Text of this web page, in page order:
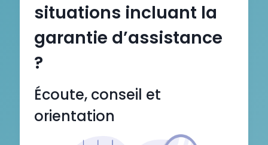
situations incluant la
garantie d’assistance
?
Écoute, conseil et
orientation